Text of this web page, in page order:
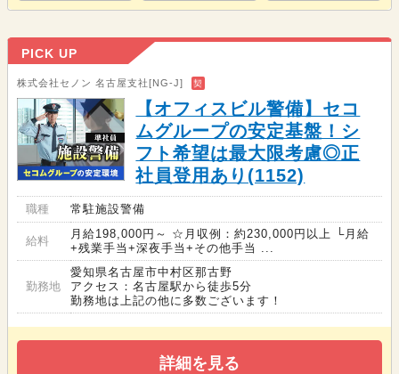
PICK UP
株式会社セノン 名古屋支社[NG-J] 契
【オフィスビル警備】セコ
ムグループの安定基盤！シ
フト希望は最大限考慮◎正
社員登用あり(1152)
職種 常駐施設警備
給料
月給198,000円～ ☆月収例：約230,000円以上 └月給
+残業手当+深夜手当+その他手当 ...
勤務地
愛知県名古屋市中村区那古野
アクセス：名古屋駅から徒歩5分
勤務地は上記の他に多数ございます！
詳細を見る